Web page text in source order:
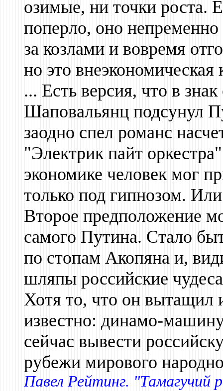
озимые, ни точки роста.
поперло, оно
за козлами и вовремя
но это
... Есть версия, что в
Шаповальянц подсунул
заодно спел романс
"Электрик пайт
экономике человек мог
только под гипнозом.
Второе предположение
самого Путина. Стало
по стопам Акопяна и,
шляпы российские
Хотя то, что он вытащил
известно: динамо-
сейчас вывести
рубежи мирового
Павел Рейтинг.